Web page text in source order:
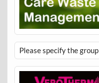
Please specify the group